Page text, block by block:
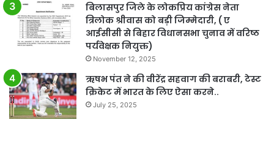
बिलासपुर जिले के लोकप्रिय कांग्रेस नेता
त्रिलोक श्रीवास को बड़ी जिम्मेदारी, ( ए
आईसीसी से बिहार विधानसभा चुनाव में वरिष्ठ
पर्यवेक्षक नियुक्त)
November 12, 2025
ऋषभ पंत ने की वीरेंद्र सहवाग की बराबरी, टेस्ट
क्रिकेट में भारत के लिए ऐसा करने..
July 25, 2025